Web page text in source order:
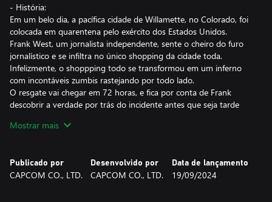
- História:
Em um belo dia, a pacífica cidade de Willamette, no Colorado, foi
colocada em quarentena pelo exército dos Estados Unidos.
Frank West, um jornalista independente, sente o cheiro do furo
jornalístico e se infiltra no único shopping da cidade toda.
Infelizmente, o shoppping todo se transformou em um inferno
com incontáveis zumbis rastejando por todo lado.
O resgate vai chegar em 72 horas, e fica por conta de Frank
descobrir a verdade por trás do incidente antes que seja tarde
foram renovados e consideravelmente melhorados em relação ao
original para trazer maior realismo: as expressões faciais dos
Mostrar mais
Publicado por
CAPCOM CO., LTD.
Desenvolvido por
CAPCOM CO., LTD.
Data de lançamento
19/09/2024